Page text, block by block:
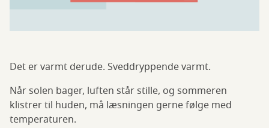
Det er varmt derude. Sveddryppende varmt.
Når solen bager, luften står stille, og sommeren
klistrer til huden, må læsningen gerne følge med
temperaturen.